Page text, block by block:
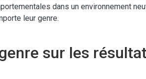
dans un environnement
leur genre.
sur les